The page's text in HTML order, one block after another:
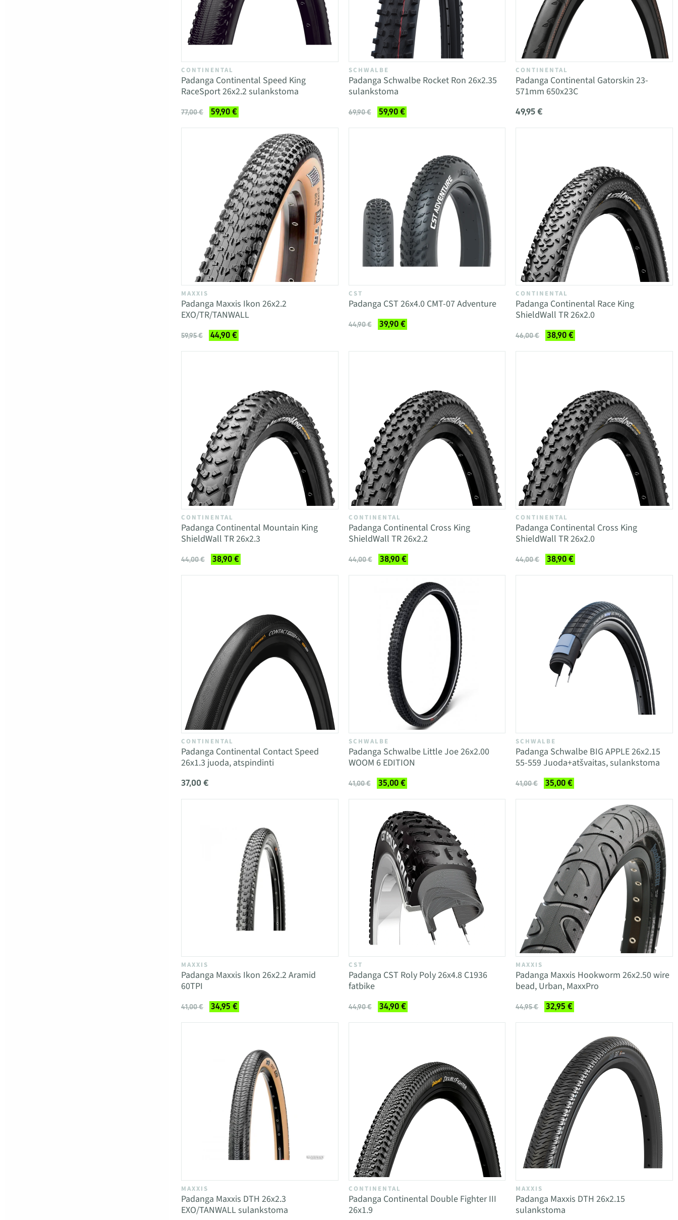
CONTINENTAL
Padanga Continental Speed King
RaceSport 26x2.2 sulankstoma
77,00 € 59,90 €
SCHWALBE
Padanga Schwalbe Rocket Ron 26x2.35
sulankstoma
69,90 € 59,90 €
CONTINENTAL
Padanga Continental Gatorskin 23-
571mm 650x23C
49,95 €
MAXXIS
Padanga Maxxis Ikon 26x2.2
EXO/TR/TANWALL
59,95 € 44,90 €
CST
Padanga CST 26x4.0 CMT-07 Adventure
44,90 € 39,90 €
CONTINENTAL
Padanga Continental Race King
ShieldWall TR 26x2.0
46,00 € 38,90 €
CONTINENTAL
Padanga Continental Mountain King
ShieldWall TR 26x2.3
44,00 € 38,90 €
CONTINENTAL
Padanga Continental Cross King
ShieldWall TR 26x2.2
44,00 € 38,90 €
CONTINENTAL
Padanga Continental Cross King
ShieldWall TR 26x2.0
44,00 € 38,90 €
CONTINENTAL
Padanga Continental Contact Speed
26x1.3 juoda, atspindinti
37,00 €
SCHWALBE
Padanga Schwalbe Little Joe 26x2.00
WOOM 6 EDITION
41,00 € 35,00 €
SCHWALBE
Padanga Schwalbe BIG APPLE 26x2.15
55-559 Juoda+atšvaitas, sulankstoma
41,00 € 35,00 €
MAXXIS
Padanga Maxxis Ikon 26x2.2 Aramid
60TPI
41,00 € 34,95 €
CST
Padanga CST Roly Poly 26x4.8 C1936
fatbike
44,90 € 34,90 €
MAXXIS
Padanga Maxxis Hookworm 26x2.50 wire
bead, Urban, MaxxPro
44,95 € 32,95 €
MAXXIS
Padanga Maxxis DTH 26x2.3
EXO/TANWALL sulankstoma
CONTINENTAL
Padanga Continental Double Fighter III
26x1.9
MAXXIS
Padanga Maxxis DTH 26x2.15
sulankstoma